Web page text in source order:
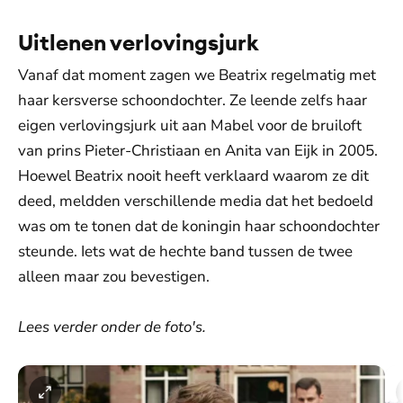
Uitlenen verlovingsjurk
Vanaf dat moment zagen we Beatrix regelmatig met
haar kersverse schoondochter. Ze leende zelfs haar
eigen verlovingsjurk uit aan Mabel voor de bruiloft
van prins Pieter-Christiaan en Anita van Eijk in 2005.
Hoewel Beatrix nooit heeft verklaard waarom ze dit
deed, meldden verschillende media dat het bedoeld
was om te tonen dat de koningin haar schoondochter
steunde. Iets wat de hechte band tussen de twee
alleen maar zou bevestigen.
Lees verder onder de foto's.